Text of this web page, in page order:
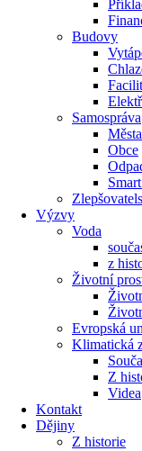
Budovy
Samospráva
Města
Obce
Výzvy
Voda
z
Životní
Evropská
Klimatická
Z
Videa
Kontakt
Dějiny
Z historie